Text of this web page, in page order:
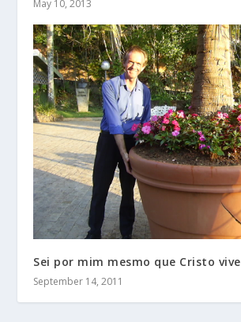
May 10, 2013
Sei por mim mesmo que Cristo vive
September 14, 2011